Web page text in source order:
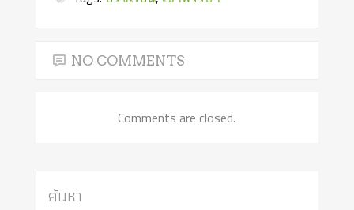
NO COMMENTS
Comments are closed.
ค้นหา